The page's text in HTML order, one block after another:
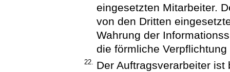
eingesetzten Mitarbeiter.
von den Dritten
Wahrung der
die förmliche
22.
Der Auftragsverarbeiter